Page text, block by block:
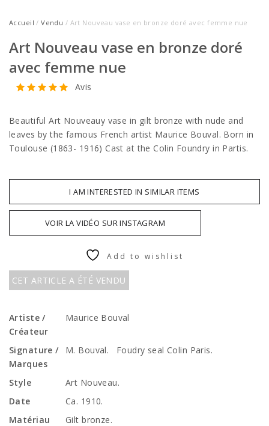
Accueil /Vendu / Art Nouveau vase en bronze doré avec femme nue
Art Nouveau vase en bronze doré
avec femme nue
Avis
Beautiful Art Nouveauy vase in gilt bronze with nude and
leaves by the famous French artist Maurice Bouval. Born in
Toulouse (1863- 1916) Cast at the Colin Foundry in Partis.
I AM INTERESTED IN SIMILAR ITEMS
CET ARTICLE A ÉTÉ VENDU
VOIR LA VIDÉO SUR INSTAGRAM
Add to wishlist
Artiste /
Créateur
Maurice Bouval
Signature /
Marques
M. Bouval. Foudry seal Colin Paris.
Style
Art Nouveau.
Date
Ca. 1910.
Matériau
Gilt bronze.